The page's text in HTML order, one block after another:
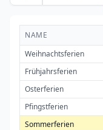
NAME
Weihnachtsferien
Frühjahrsferien
Osterferien
Pfingstferien
Sommerferien